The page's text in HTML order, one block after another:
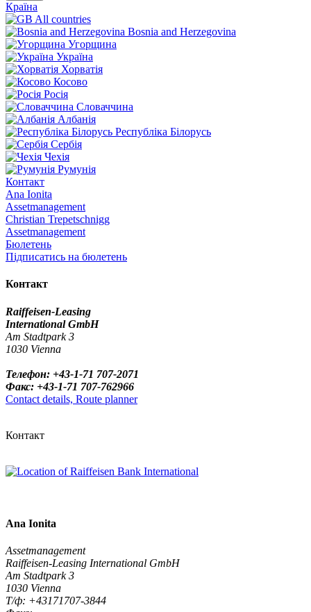
Країна
All countries
Bosnia and Herzegovina
Угорщина
Україна
Хорватія
Косово
Росія
Словаччина
Албанія
Республіка Білорусь
Сербія
Чехія
Румунія
Контакт
Ana Ionita
Assetmanagement
Christian Trepetschnigg
Assetmanagement
Бюлетень
Підписатись на бюлетень
Контакт
Raiffeisen-Leasing
International GmbH
Am Stadtpark 3
1030 Vienna
Телефон: +43-1-71 707-2071
Факс: +43-1-71 707-762966
Contact details, Route planner
Контакт
Ana Ionita
Assetmanagement
Raiffeisen-Leasing International GmbH
Am Stadtpark 3
1030 Vienna
Т/ф: +43171707-3844